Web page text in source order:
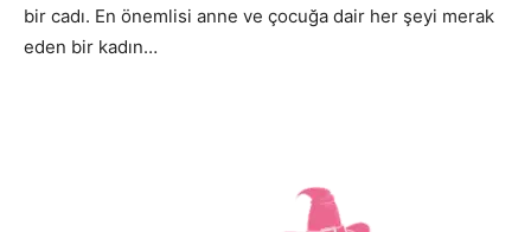
bir cadı. En önemlisi anne ve çocuğa dair her şeyi merak
eden bir kadın…